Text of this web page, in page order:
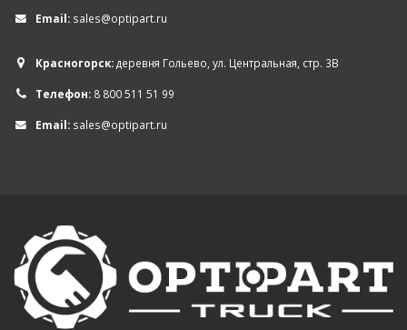
Email: sales@optipart.ru
Красногорск:деревня Гольево, ул. Центральная, стр. 3В
Телефон: 8 800 511 51 99
Email: sales@optipart.ru